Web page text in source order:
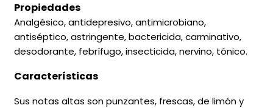
Propiedades
Analgésico, antidepresivo, antimicrobiano,
antiséptico, astringente, bactericida, carminativo,
desodorante, febrífugo, insecticida, nervino, tónico.
Características
Sus notas altas son punzantes, frescas, de limón y